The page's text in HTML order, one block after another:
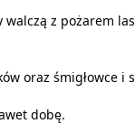
z pożarem
oraz śmigłowce i
dobę.